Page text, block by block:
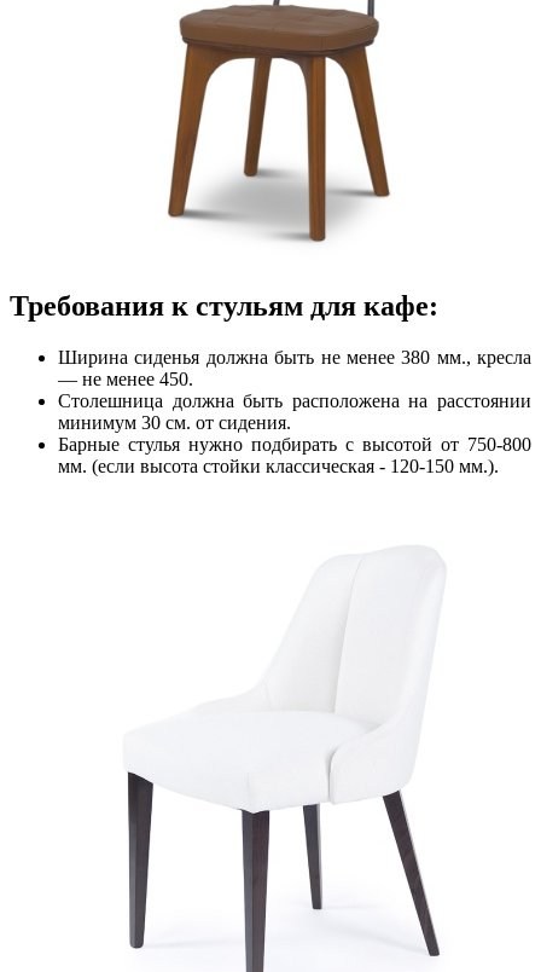
Требования к стульям для кафе:
Ширина сиденья должна быть не менее 380 мм., кресла
— не менее 450.
Столешница должна быть расположена на расстоянии
минимум 30 см. от сидения.
Барные стулья нужно подбирать с высотой от 750-800
мм. (если высота стойки классическая - 120-150 мм.).